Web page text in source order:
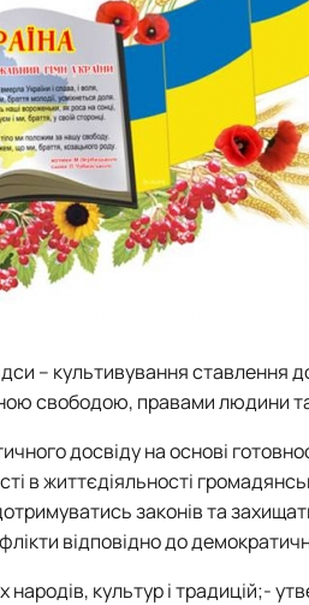
– культивування ставлення
свободою, правами людини
досвіду на основі
в життєдіяльності
законів та
відповідно до
культур і традицій;-